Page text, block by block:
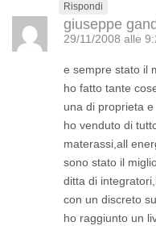
Rispondi
giuseppe
29/11/2008 alle
e sempre stato il
ho fatto tante
una di proprieta
ho venduto di
materassi,all
sono stato il
ditta di
con un discreto
ho raggiunto un